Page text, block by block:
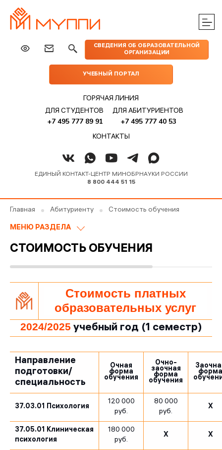
СВЕДЕНИЯ ОБ ОБРАЗОВАТЕЛЬНОЙ
ОРГАНИЗАЦИИ
УЧЕБНЫЙ ПОРТАЛ
ГОРЯЧАЯ ЛИНИЯ
ДЛЯ СТУДЕНТОВ
+7 495 777 89 91
ДЛЯ АБИТУРИЕНТОВ
+7 495 777 40 53
КОНТАКТЫ
ЕДИНЫЙ КОНТАКТ-ЦЕНТР МИНОБРНАУКИ РОССИИ
8 800 444 51 15
МЕРОПРИЯТИЯ
ПРАКТИЧЕСКОЙ
ИЗДАТЕЛЬСТВО
МУППИ
Главная Абитуриенту Стоимость обучения
МЕНЮ РАЗДЕЛА
СТОИМОСТЬ ОБУЧЕНИЯ
Стоимость платных
образовательных услуг
2024/2025 учебный год (1 семестр)
Направление
подготовки/
специальность
Очная
форма
обучения
Очно-
заочная
форма
обучения
форма
37.03.01 Психология
120 000
руб.
80 000
руб.
X
37.05.01 Клиническая
психология
180 000
руб.
X X